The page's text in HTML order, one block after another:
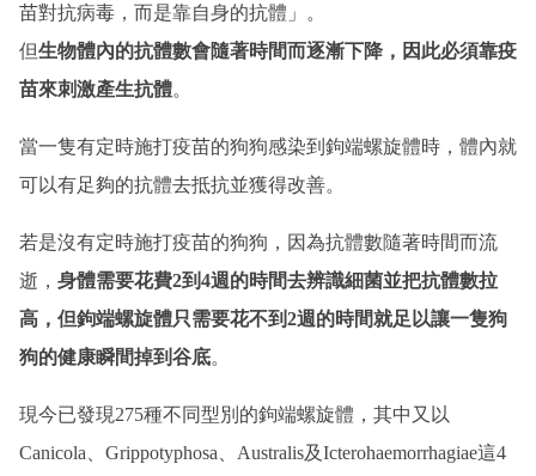
苗對抗病毒，而是靠自身的抗體」。
但生物體內的抗體數會隨著時間而逐漸下降，因此必須靠疫
苗來刺激產生抗體。
當一隻有定時施打疫苗的狗狗感染到鉤端螺旋體時，體內就
可以有足夠的抗體去抵抗並獲得改善。
若是沒有定時施打疫苗的狗狗，因為抗體數隨著時間而流
逝， 身體需要花費2到4週的時間去辨識細菌並把抗體數拉
高，但鉤端螺旋體只需要花不到2週的時間就足以讓一隻狗
狗的健康瞬間掉到谷底。
現今已發現275種不同型別的鉤端螺旋體，其中又以
Canicola、Grippotyphosa、Australis及Icterohaemorrhagiae這4